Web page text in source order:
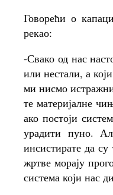
Говорећи о
рекао:
-Свако од нас
или нестали, а
ми нисмо
те материјалне
ако постоји
урадити пуно.
инсистирате да
жртве морају
система који нас